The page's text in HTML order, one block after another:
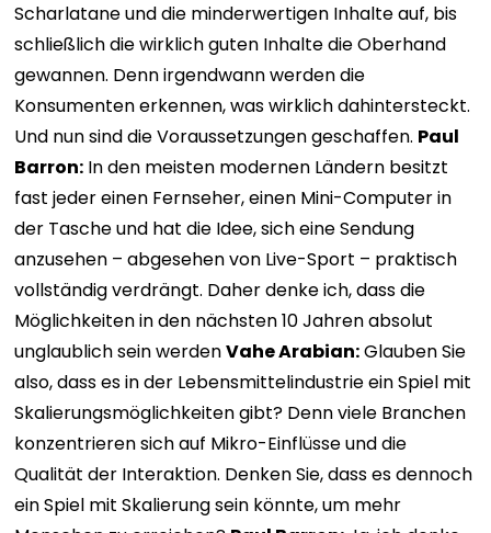
Scharlatane und die minderwertigen Inhalte auf, bis
schließlich die wirklich guten Inhalte die Oberhand
gewannen. Denn irgendwann werden die
Konsumenten erkennen, was wirklich dahintersteckt.
Und nun sind die Voraussetzungen geschaffen. Paul
Barron: In den meisten modernen Ländern besitzt
fast jeder einen Fernseher, einen Mini-Computer in
der Tasche und hat die Idee, sich eine Sendung
anzusehen – abgesehen von Live-Sport – praktisch
vollständig verdrängt. Daher denke ich, dass die
Möglichkeiten in den nächsten 10 Jahren absolut
unglaublich sein werdenVahe Arabian:Glauben Sie
also, dass es in der Lebensmittelindustrie ein Spiel mit
Skalierungsmöglichkeiten gibt? Denn viele Branchen
konzentrieren sich auf Mikro-Einflüsse und die
Qualität der Interaktion. Denken Sie, dass es dennoch
ein Spiel mit Skalierung sein könnte, um mehr